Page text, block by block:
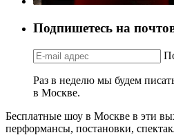
Подпишетесь на
Раз в неделю мы будем
в Москве.
Бесплатные шоу в Москве в эти
перформансы, постановки,